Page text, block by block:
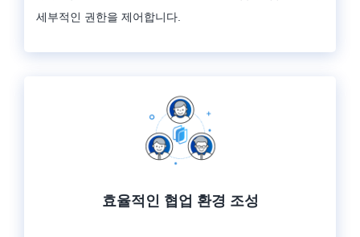
세부적인 권한을 제어합니다.
효율적인 협업 환경 조성